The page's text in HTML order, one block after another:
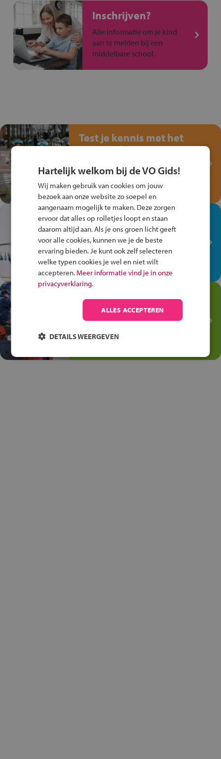
Inschrijven?
Alle informatie om je kind
aan te melden bij een
middelbare school.
Test je kennis met het
Fiets Veilig
Speel het Fiets Veilig Verkeersspel
en win een Cortina-fiets!
In de winkel ben je op je
plek!
Ontdek via het vmbo jouw talent
op de winkelvloer, waar elke dag
anders is!
Transport en Logistiek
Kies voor vmbo Transport en
logistiek: daar kun je mee
Hartelijk welkom bij de VO Gids!
Wij maken gebruik van cookies om jouw
bezoek aan onze website zo soepel en
aangenaam mogelijk te maken. Deze zorgen
ervoor dat alles op rolletjes loopt en staan
daarom altijd aan. Als je ons groen licht geeft
voor alle cookies, kunnen we je de beste
ervaring bieden. Je kunt ook zelf selecteren
welke typen cookies je wel en niet wilt
accepteren. Meer informatie vind je in onze
privacyverklaring.
ALLES ACCEPTEREN
DETAILS WEERGEVEN